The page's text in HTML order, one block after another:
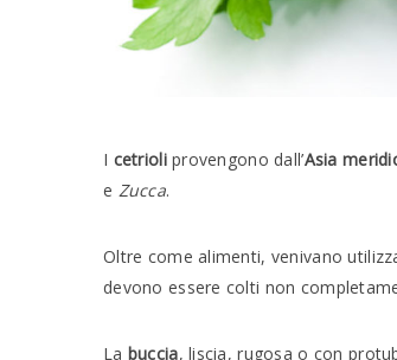
I cetrioliprovengono dall’Asia
e Zucca.
Oltre come alimenti, venivano
devono essere colti non
La buccia, liscia, rugosa o con